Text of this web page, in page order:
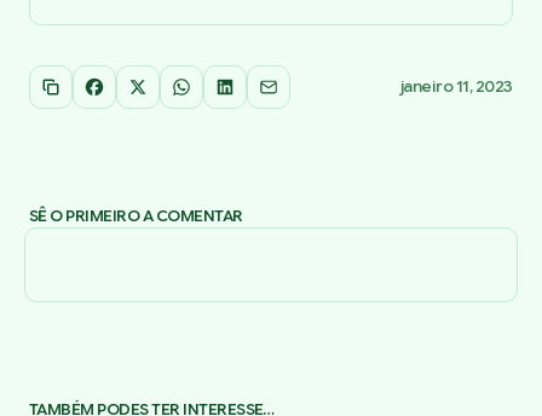
Copiar link
Facebook
X WhatsApp
LinkedInEmail janeiro 11, 2023
SÊ O PRIMEIRO A COMENTAR
TAMBÉM PODES TER INTERESSE…